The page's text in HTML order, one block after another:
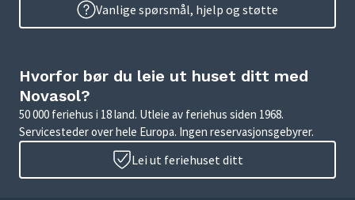
Vanlige spørsmål, hjelp og støtte
Hvorfor bør du leie ut huset ditt med
Novasol?
50 000 feriehus i 18 land. Utleie av feriehus siden 1968.
Servicesteder over hele Europa. Ingen reservasjonsgebyrer.
Lei ut feriehuset ditt